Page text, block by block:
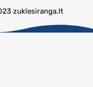
zuklesiranga.lt